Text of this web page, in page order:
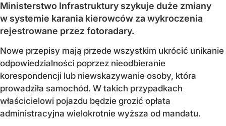
Ministerstwo Infrastruktury szykuje duże zmiany
w systemie karania kierowców za wykroczenia
rejestrowane przez fotoradary.
Nowe przepisy mają przede wszystkim ukrócić unikanie
odpowiedzialności poprzez nieodbieranie
korespondencji lub niewskazywanie osoby, która
prowadziła samochód. W takich przypadkach
właścicielowi pojazdu będzie grozić opłata
administracyjna wielokrotnie wyższa od mandatu.